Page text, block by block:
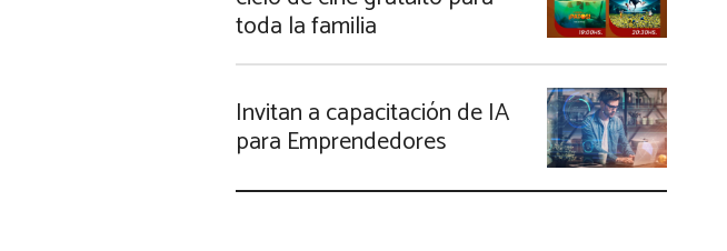
toda la familia
Invitan a capacitación de IA
para Emprendedores